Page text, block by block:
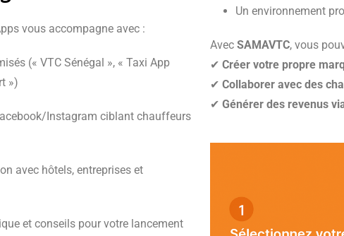
vous accompagne avec :
(« VTC Sénégal », « Taxi App
»)
Instagram ciblant chauffeurs
avec hôtels, entreprises et
et conseils pour votre lancement
Un environnement
Avec SAMAVTC, vous
✔ Créer votre propre
✔ Collaborer avec des
✔ Générer des revenus